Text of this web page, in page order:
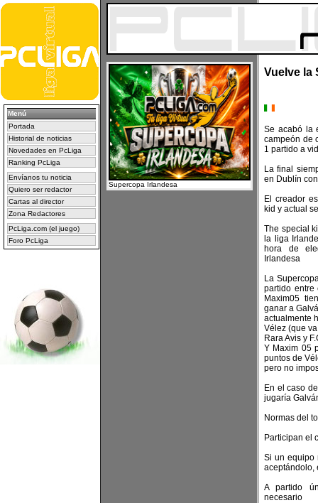
Menú
Portada
Historial de noticias
Novedades en PcLiga
Ranking PcLiga
Envíanos tu noticia
Quiero ser redactor
Cartas al director
Zona Redactores
PcLiga.com (el juego)
Foro PcLiga
Supercopa Irlandesa
Vuelve la
Se acabó la
campeón de
1 partido a
La final
en Dublín
El creador
kid y actual
The special
la liga
hora de
Irlandesa
La
partido
Maxim05
ganar a
actualmente
Vélez (que
Rara Avis y
Y Maxim 05
puntos de
pero no
En el caso
jugaría
Normas del
Participan el
Si un equipo
aceptándolo,
A partido
necesario